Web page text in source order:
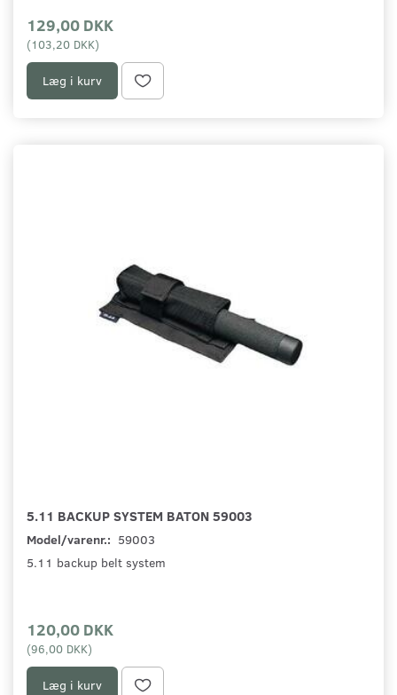
129,00 DKK
(103,20 DKK)
Læg i kurv
5.11 BACKUP SYSTEM BATON 59003
Model/varenr.: 59003
5.11 backup belt system
120,00 DKK
(96,00 DKK)
Læg i kurv